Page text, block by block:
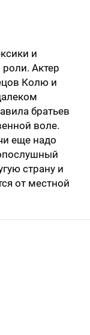
и
Актер
Колю и
братьев
воле.
еще надо
страну и
от местной